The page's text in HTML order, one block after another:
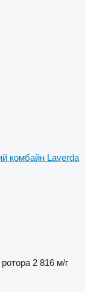
комбайн Laverda
2 816 м/г